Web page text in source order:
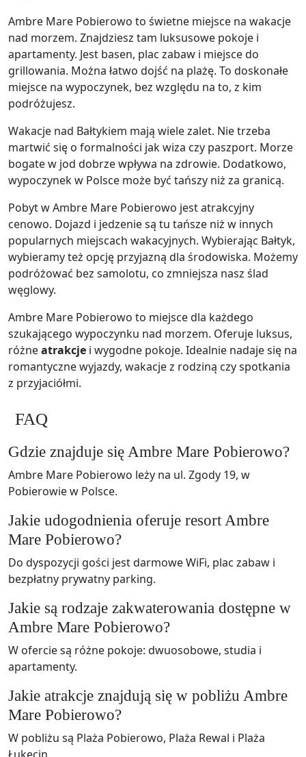
Ambre Mare Pobierowo to świetne miejsce na wakacje
nad morzem. Znajdziesz tam luksusowe pokoje i
apartamenty. Jest basen, plac zabaw i miejsce do
grillowania. Można łatwo dojść na plażę. To doskonałe
miejsce na wypoczynek, bez względu na to, z kim
podróżujesz.
Wakacje nad Bałtykiem mają wiele zalet. Nie trzeba
martwić się o formalności jak wiza czy paszport. Morze
bogate w jod dobrze wpływa na zdrowie. Dodatkowo,
wypoczynek w Polsce może być tańszy niż za granicą.
Pobyt w Ambre Mare Pobierowo jest atrakcyjny
cenowo. Dojazd i jedzenie są tu tańsze niż w innych
popularnych miejscach wakacyjnych. Wybierając Bałtyk,
wybieramy też opcję przyjazną dla środowiska. Możemy
podróżować bez samolotu, co zmniejsza nasz ślad
węglowy.
Ambre Mare Pobierowo to miejsce dla każdego
szukającego wypoczynku nad morzem. Oferuje luksus,
różneatrakcje i wygodne pokoje. Idealnie nadaje się na
romantyczne wyjazdy, wakacje z rodziną czy spotkania
z przyjaciółmi.
FAQ
Gdzie znajduje się Ambre Mare Pobierowo?
Ambre Mare Pobierowo leży na ul. Zgody 19, w
Pobierowie w Polsce.
Jakie udogodnienia oferuje resort Ambre
Mare Pobierowo?
Do dyspozycji gości jest darmowe WiFi, plac zabaw i
bezpłatny prywatny parking.
Jakie są rodzaje zakwaterowania dostępne w
Ambre Mare Pobierowo?
W ofercie są różne pokoje: dwuosobowe, studia i
apartamenty.
Jakie atrakcje znajdują się w pobliżu Ambre
Mare Pobierowo?
W pobliżu są Plaża Pobierowo, Plaża Rewal i Plaża